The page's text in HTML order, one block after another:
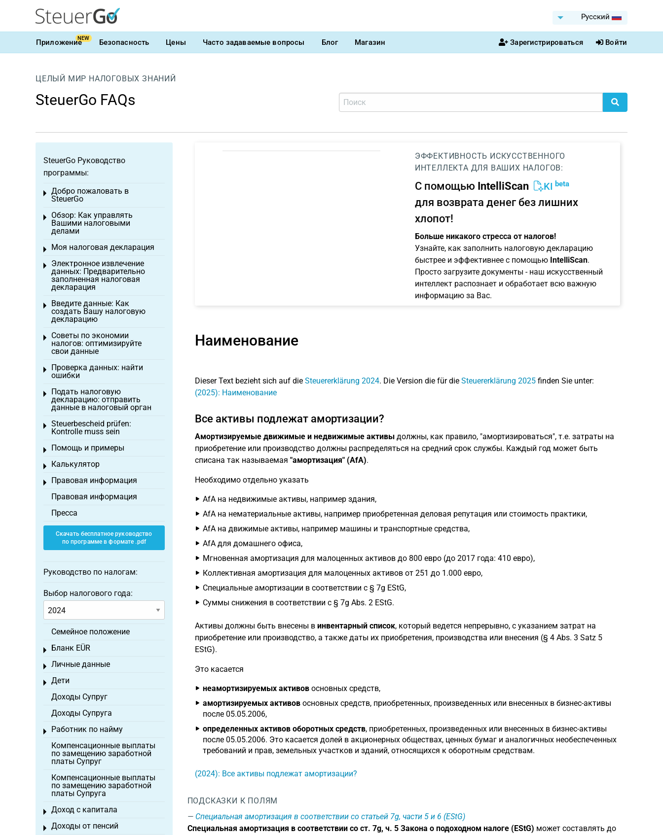
Pусский
ПриложениеNEW Безопасность Цены Часто задаваемые вопросы Блог Магазин Зарегистрироваться Войти
ЦЕЛЫЙ МИР НАЛОГОВЫХ ЗНАНИЙ
SteuerGo FAQs
ЭФФЕКТИВНОСТЬ ИСКУССТВЕННОГО
ИНТЕЛЛЕКТА ДЛЯ ВАШИХ НАЛОГОВ:
С помощью IntelliScan KI beta
для возврата денег без лишних
хлопот!
Больше никакого стресса от налогов!
Узнайте, как заполнить налоговую декларацию
быстрее и эффективнее с помощью IntelliScan.
Просто загрузите документы - наш искусственный
интеллект распознает и обработает всю важную
информацию за Вас.
Наименование
Dieser Text bezieht sich auf die Steuererklärung 2024. Die Version die für die Steuererklärung 2025finden Sie unter:
(2025): Наименование
Все активы подлежат амортизации?
Амортизируемые движимые и недвижимые активыдолжны, как правило, "амортизироваться", т.е. затраты на
приобретение или производство должны распределяться на средний срок службы. Каждый год может быть
списана так называемая "амортизация" (AfA).
Необходимо отдельно указать
AfA на недвижимые активы, например здания,
AfA на нематериальные активы, например приобретенная деловая репутация или стоимость практики,
AfA на движимые активы, например машины и транспортные средства,
AfA для домашнего офиса,
Мгновенная амортизация для малоценных активов до 800 евро (до 2017 года: 410 евро),
Коллективная амортизация для малоценных активов от 251 до 1.000 евро,
Специальные амортизации в соответствии с § 7g EStG,
Суммы снижения в соответствии с § 7g Abs. 2 EStG.
Активы должны быть внесены в инвентарный список, который ведется непрерывно, с указанием затрат на
приобретение или производство, а также даты их приобретения, производства или внесения (§ 4 Abs. 3 Satz 5
EStG).
Это касается
неамортизируемых активовосновных средств,
амортизируемых активовосновных средств, приобретенных, произведенных или внесенных в бизнес-активы
после 05.05.2006,
определенных активов оборотных средств, приобретенных, произведенных или внесенных в бизнес-активы
после 05.05.2006. Это касается долей в акционерных обществах, ценных бумаг и аналогичных необеспеченных
требований и прав, земельных участков и зданий, относящихся к оборотным средствам.
(2024): Все активы подлежат амортизации?
ПОДСКАЗКИ К ПОЛЯМ
Специальная амортизация в соответствии со статьей 7g, части 5 и 6 (EStG)
Специальная амортизация в соответствии со ст. 7g, ч. 5 Закона о подоходном налоге (EStG) может составлять до
SteuerGo Руководство
программы:
Добро пожаловать в
SteuerGo
Toggle menu
Обзор: Как управлять
Вашими налоговыми
делами
Toggle menu
Моя налоговая декларация
Toggle menu
Электронное извлечение
данных: Предварительно
заполненная налоговая
декларация
Toggle menu
Введите данные: Как
создать Вашу налоговую
декларацию
Toggle menu
Советы по экономии
налогов: оптимизируйте
свои данные
Toggle menu
Проверка данных: найти
ошибки
Toggle menu
Подать налоговую
декларацию: отправить
данные в налоговый орган
Toggle menu
Steuerbescheid prüfen:
Kontrolle muss sein
Toggle menu
Помощь и примеры
Toggle menu
Калькулятор
Toggle menu
Правовая информация
Toggle menu
Правовая информация
Пресса
Скачать бесплатное руководство
по программе в формате .pdf
Руководство по налогам:
Выбор налогового года:
Семейное положение
Бланк EÜR
Toggle menu
Личные данные
Toggle menu
Дети
Toggle menu
Доходы Супруг
Доходы Супруга
Работник по найму
Toggle menu
Компенсационные выплаты
по замещению заработной
платы Супруг
Компенсационные выплаты
по замещению заработной
платы Супруга
Доход с капитала
Toggle menu
Доходы от пенсий
Toggle menu